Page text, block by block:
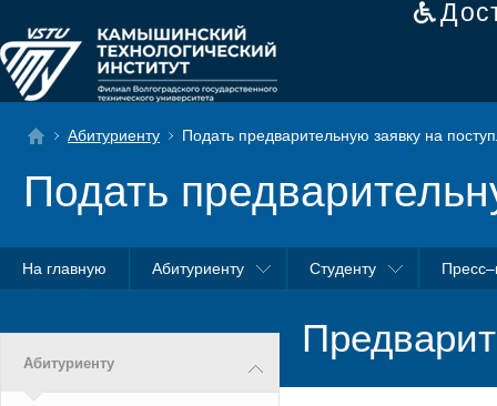
Абитуриенту Подать предварительную заявку на
Подать
На главную Абитуриенту Студенту
Абитуриенту